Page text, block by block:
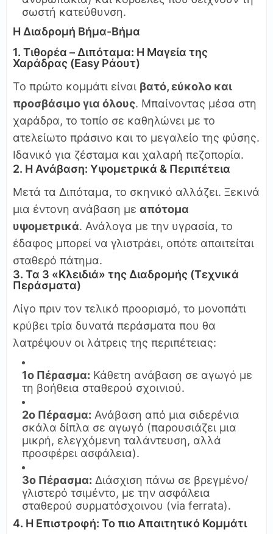
σωστή κατεύθυνση.
Η Διαδρομή Βήμα-Βήμα
1. Τιθορέα – Διπόταμα: Η Μαγεία της
Χαράδρας (Easy Ράουτ)
Το πρώτο κομμάτι είναι βατό, εύκολο και
προσβάσιμο για όλους. Μπαίνοντας μέσα στη
χαράδρα, το τοπίο σε καθηλώνει με το
ατελείωτο πράσινο και το μεγαλείο της φύσης.
Ιδανικό για ζέσταμα και χαλαρή πεζοπορία.
2. Η Ανάβαση: Υψομετρικά & Περιπέτεια
Μετά τα Διπόταμα, το σκηνικό αλλάζει. Ξεκινά
μια έντονη ανάβαση με απότομα
υψομετρικά. Ανάλογα με την υγρασία, το
έδαφος μπορεί να γλιστράει, οπότε απαιτείται
σταθερό πάτημα.
3. Τα 3 «Κλειδιά» της Διαδρομής (Τεχνικά
Περάσματα)
Λίγο πριν τον τελικό προορισμό, το μονοπάτι
κρύβει τρία δυνατά περάσματα που θα
λατρέψουν οι λάτρεις της περιπέτειας:
1ο Πέρασμα: Κάθετη ανάβαση σε αγωγό με
τη βοήθεια σταθερού σχοινιού.
2ο Πέρασμα: Ανάβαση από μια σιδερένια
σκάλα δίπλα σε αγωγό (παρουσιάζει μια
μικρή, ελεγχόμενη ταλάντευση, αλλά
προσφέρει ασφάλεια).
3ο Πέρασμα: Διάσχιση πάνω σε βρεγμένο/
γλιστερό τσιμέντο, με την ασφάλεια
σταθερού συρματόσχοινου (via ferrata).
4. Η Επιστροφή: Το πιο Απαιτητικό Κομμάτι